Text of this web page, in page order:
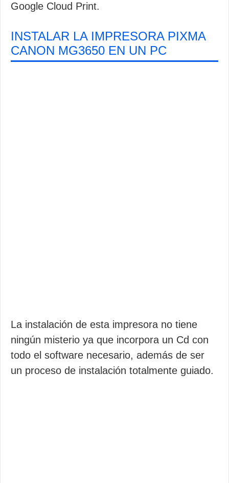
Google Cloud Print.
INSTALAR LA IMPRESORA PIXMA
CANON MG3650 EN UN PC
La instalación de esta impresora no tiene
ningún misterio ya que incorpora un Cd con
todo el software necesario, además de ser
un proceso de instalación totalmente guiado.